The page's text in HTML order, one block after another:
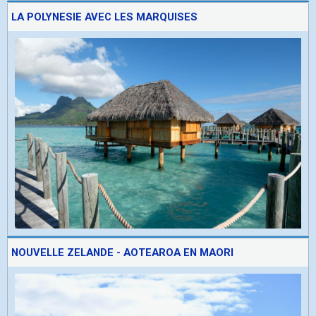
LA POLYNESIE AVEC LES MARQUISES
NOUVELLE ZELANDE - AOTEAROA EN MAORI